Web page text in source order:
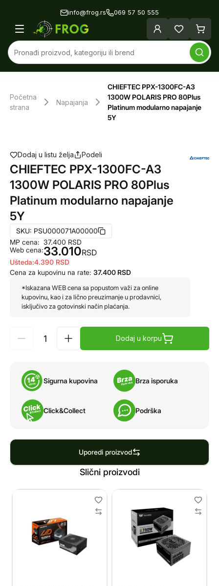
info@frog.rs 069 57 50 555
Početna
strana
Napajanja
CHIEFTEC PPX-1300FC-A3
1300W POLARIS PRO 80Plus
Platinum modularno napajanje
5Y
Dodaj u listu želja Podeli
CHIEFTEC PPX-1300FC-A3
1300W POLARIS PRO 80Plus
Platinum modularno napajanje
5Y
SKU: PSU000071A00000
MP cena:
Web cena:
37.400 RSD
33.010RSD
Ušteda:4.390 RSD
Cena za kupovinu na rate: 37.400 RSD
*Iskazana WEB cena sa popustom važi za online
kupovinu, kao i za lično preuzimanje u prodavnici,
isključivo za gotovinski način plaćanja.
Dodaj u korpu
Sigurna kupovina Brza isporuka
Click&Collect Podrška
Uporedi proizvod
Slični proizvodi